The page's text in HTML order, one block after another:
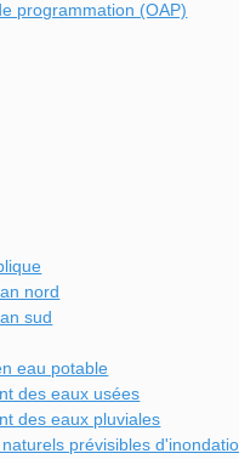
programmation (OAP)
nord
sud
eau potable
des eaux usées
des eaux pluviales
prévisibles